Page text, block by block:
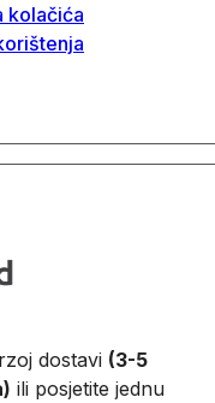
kolačića
dostavi (3-5
ili posjetite jednu